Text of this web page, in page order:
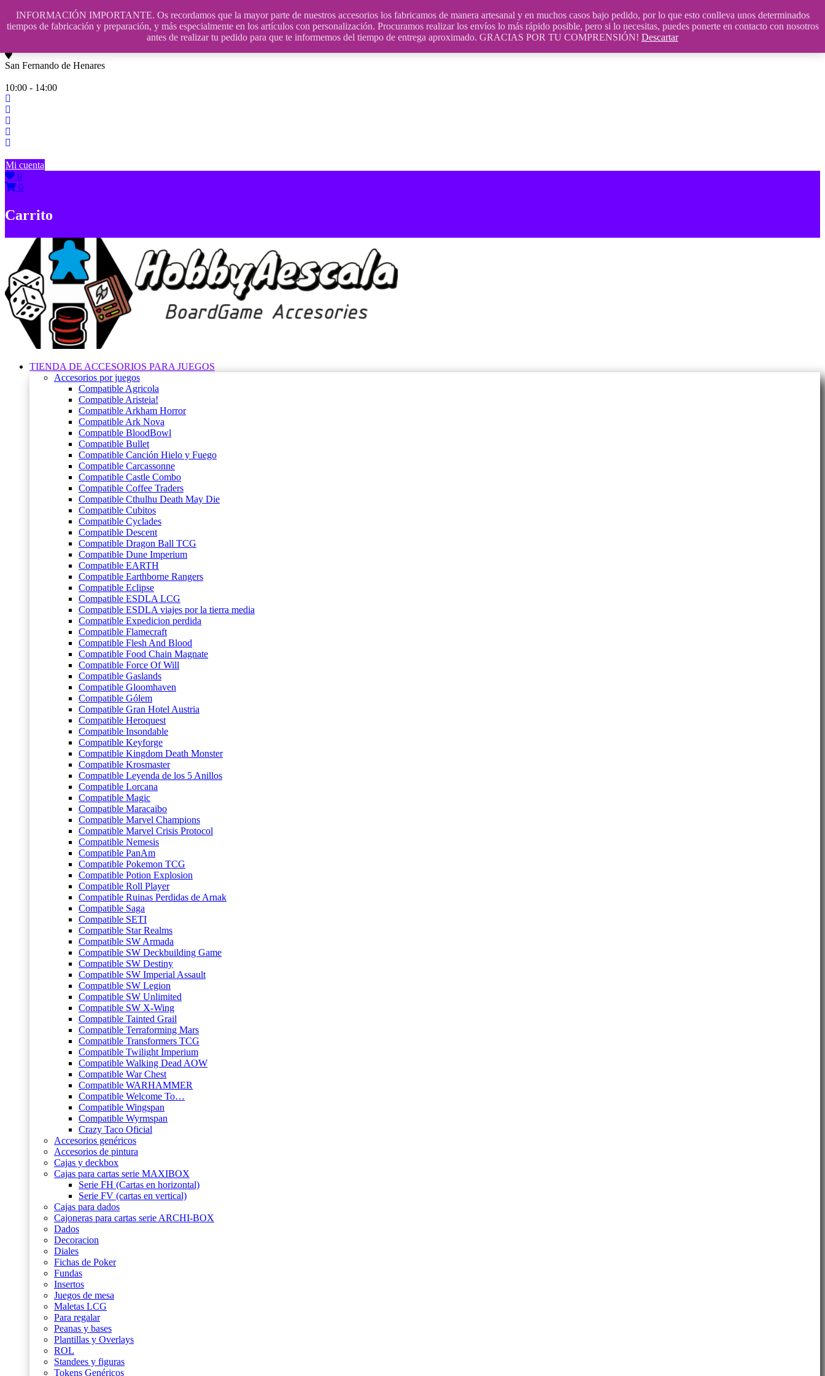
INFORMACIÓN IMPORTANTE. Os recordamos que la mayor parte de nuestros accesorios los fabricamos de manera artesanal y en muchos casos bajo pedido, por lo que esto conlleva unos determinados
tiempos de fabricación y preparación, y más especialmente en los artículos con personalización. Procuramos realizar los envíos lo más rápido posible, pero si lo necesitas, puedes ponerte en contacto con nosotros
antes de realizar tu pedido para que te informemos del tiempo de entrega aproximado. GRACIAS POR TU COMPRENSIÓN! Descartar
Saltar
contenido
609241475 SOLO DE 10:00 a 14:00
San Fernando de Henares
10:00 - 14:00
Mi cuenta
0
0
Carrito
TIENDA DE ACCESORIOS PARA JUEGOS
Accesorios por juegos
Compatible Agricola
Compatible Aristeia!
Compatible Arkham Horror
Compatible Ark Nova
Compatible BloodBowl
Compatible Bullet
Compatible Canción Hielo y Fuego
Compatible Carcassonne
Compatible Castle Combo
Compatible Coffee Traders
Compatible Cthulhu Death May Die
Compatible Cubitos
Compatible Cyclades
Compatible Descent
Compatible Dragon Ball TCG
Compatible Dune Imperium
Compatible EARTH
Compatible Earthborne Rangers
Compatible Eclipse
Compatible ESDLA LCG
Compatible ESDLA viajes por la tierra media
Compatible Expedicion perdida
Compatible Flamecraft
Compatible Flesh And Blood
Compatible Food Chain Magnate
Compatible Force Of Will
Compatible Gaslands
Compatible Gloomhaven
Compatible Gólem
Compatible Gran Hotel Austria
Compatible Heroquest
Compatible Insondable
Compatible Keyforge
Compatible Kingdom Death Monster
Compatible Krosmaster
Compatible Leyenda de los 5 Anillos
Compatible Lorcana
Compatible Magic
Compatible Maracaibo
Compatible Marvel Champions
Compatible Marvel Crisis Protocol
Compatible Nemesis
Compatible PanAm
Compatible Pokemon TCG
Compatible Potion Explosion
Compatible Roll Player
Compatible Ruinas Perdidas de Arnak
Compatible Saga
Compatible SETI
Compatible Star Realms
Compatible SW Armada
Compatible SW Deckbuilding Game
Compatible SW Destiny
Compatible SW Imperial Assault
Compatible SW Legion
Compatible SW Unlimited
Compatible SW X-Wing
Compatible Tainted Grail
Compatible Terraforming Mars
Compatible Transformers TCG
Compatible Twilight Imperium
Compatible Walking Dead AOW
Compatible War Chest
Compatible WARHAMMER
Compatible Welcome To…
Compatible Wingspan
Compatible Wyrmspan
Crazy Taco Oficial
Accesorios genéricos
Accesorios de pintura
Cajas y deckbox
Cajas para cartas serie MAXIBOX
Serie FH (Cartas en horizontal)
Serie FV (cartas en vertical)
Cajas para dados
Cajoneras para cartas serie ARCHI-BOX
Dados
Decoracion
Diales
Fichas de Poker
Fundas
Insertos
Juegos de mesa
Maletas LCG
Para regalar
Peanas y bases
Plantillas y Overlays
ROL
Standees y figuras
Tokens Genéricos